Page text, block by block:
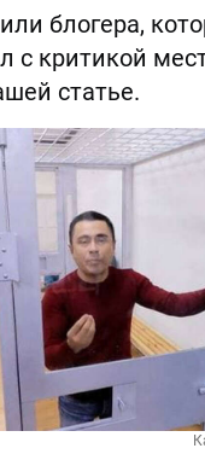
блогера,
с критикой
статье.